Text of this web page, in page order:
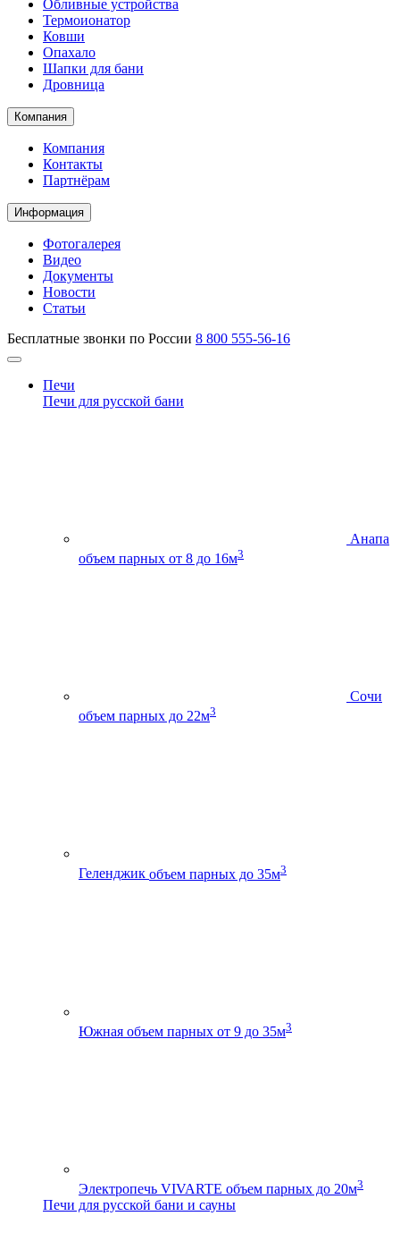
Обливные устройства
Термоионатор
Ковши
Опахало
Шапки для бани
Дровница
Компания
Компания
Контакты
Партнёрам
Информация
Фотогалерея
Видео
Документы
Новости
Статьи
Бесплатные звонки по России 8 800 555-56-16
Печи
Печи для русской бани
Анапа
объем парных от 8 до 16м3
Сочи
объем парных до 22м3
Геленджик объем парных до 35м3
Южная объем парных от 9 до 35м3
Электропечь VIVARTE объем парных до 20м3
Печи для русской бани и сауны